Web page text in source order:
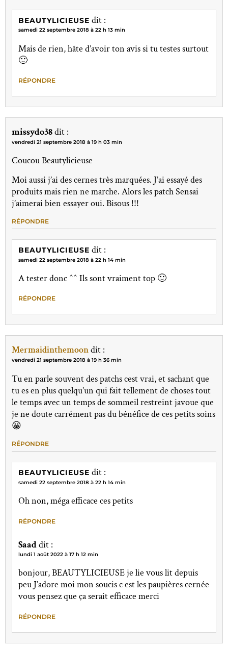
BEAUTYLICIEUSE dit :
samedi 22 septembre 2018 à 22 h 13 min
Mais de rien, hâte d’avoir ton avis si tu testes surtout
🙂
RÉPONDRE
missydo38dit :
vendredi 21 septembre 2018 à 19 h 03 min
Coucou Beautylicieuse
Moi aussi j’ai des cernes très marquées. J’ai essayé des
produits mais rien ne marche. Alors les patch Sensai
j’aimerai bien essayer oui. Bisous !!!
RÉPONDRE
BEAUTYLICIEUSE dit :
samedi 22 septembre 2018 à 22 h 14 min
A tester donc ^^ Ils sont vraiment top 🙂
RÉPONDRE
Mermaidinthemoondit :
vendredi 21 septembre 2018 à 19 h 36 min
Tu en parle souvent des patchs cest vrai, et sachant que
tu es en plus quelqu’un qui fait tellement de choses tout
le temps avec un temps de sommeil restreint javoue que
je ne doute carrément pas du bénéfice de ces petits soins
😀
RÉPONDRE
BEAUTYLICIEUSE dit :
samedi 22 septembre 2018 à 22 h 14 min
Oh non, méga efficace ces petits
RÉPONDRE
Saaddit :
lundi 1 août 2022 à 17 h 12 min
bonjour, BEAUTYLICIEUSE je lie vous lit depuis
peu J’adore moi mon soucis c est les paupières cernée
vous pensez que ça serait efficace merci
RÉPONDRE